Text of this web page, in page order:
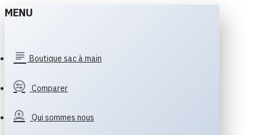
MENU
Boutique sac à main
Comparer
Qui sommes nous